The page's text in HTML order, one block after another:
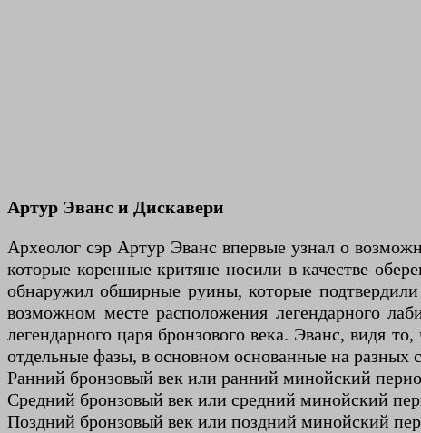
Артур Эванс и Дискавери
Археолог сэр Артур Эванс впервые узнал о
которые коренные критяне носили в качестве
обнаружил обширные руины, которые подтвердили
возможном месте расположения легендарного
легендарного царя бронзового века. Эванс, видя
отдельные фазы, в основном основанные на разных
Ранний бронзовый век или ранний минойский
Средний бронзовый век или средний минойский
Поздний бронзовый век или поздний минойский